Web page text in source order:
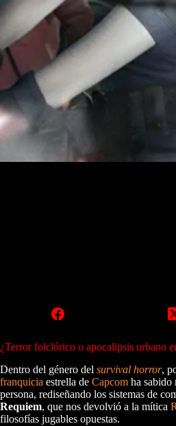
¿Terror folclórico o apocalipsis urbano
Dentro del género del survival horror,
franquicia estrella de Capcom ha sabido
persona, rediseñando los sistemas de
Requiem, que nos devolvió a la mítica
filosofías jugables opuestas.